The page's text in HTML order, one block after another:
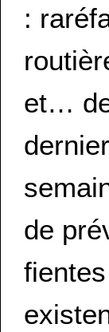
:
et…
de